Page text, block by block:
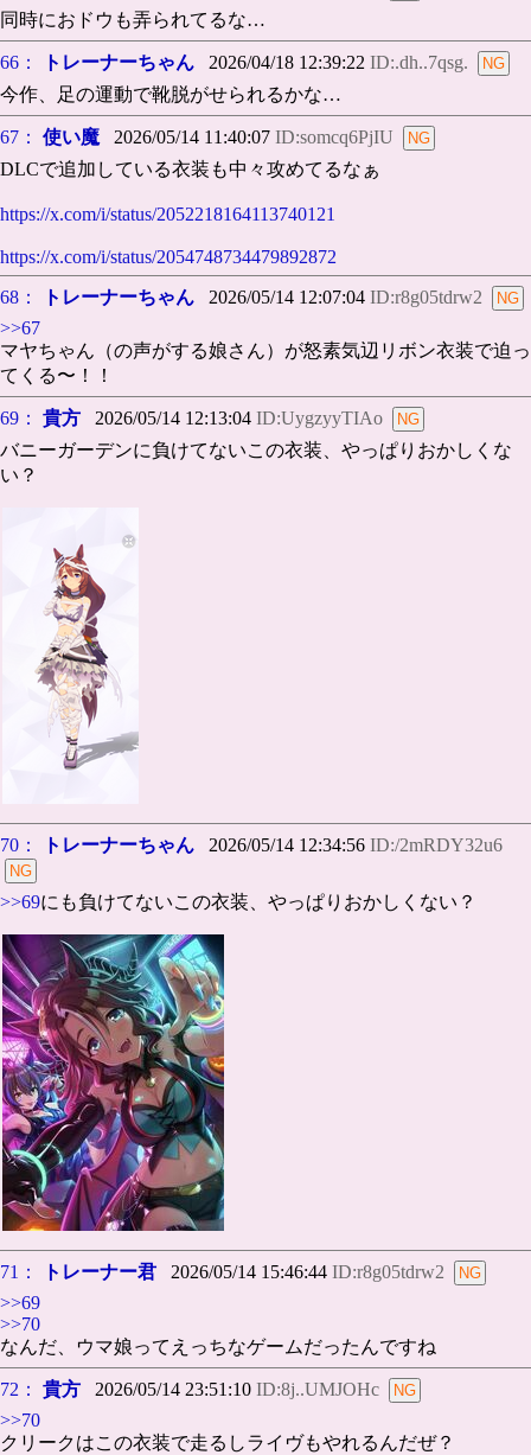
同時におドウも弄られてるな…
66： トレーナーちゃん 2026/04/18 12:39:22 ID:.dh..7qsg.
今作、足の運動で靴脱がせられるかな…
67： 使い魔 2026/05/14 11:40:07 ID:somcq6PjIU
DLCで追加している衣装も中々攻めてるなぁ
https://x.com/i/status/2052218164113740121
https://x.com/i/status/2054748734479892872
68：
トレーナーちゃん 2026/05/14 12:07:04 ID:r8g05tdrw2
>>67
マヤちゃん（の声がする娘さん）が怒素気辺リボン衣装で迫っ
てくる〜！！
69： 貴方 2026/05/14 12:13:04 ID:UygzyyTIAo
バニーガーデンに負けてないこの衣装、やっぱりおかしくな
い？
70： トレーナーちゃん 2026/05/14 12:34:56 ID:/2mRDY32u6
>>69にも負けてないこの衣装、やっぱりおかしくない？
71： トレーナー君 2026/05/14 15:46:44 ID:r8g05tdrw2
>>69
>>70
なんだ、ウマ娘ってえっちなゲームだったんですね
72： 貴方 2026/05/14 23:51:10 ID:8j..UMJOHc
>>70
クリークはこの衣装で走るしライヴもやれるんだぜ？